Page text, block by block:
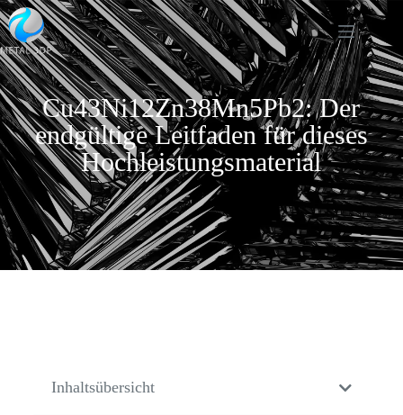
Cu43Ni12Zn38Mn5Pb2: Der
endgültige Leitfaden für dieses
Hochleistungsmaterial
Inhaltsübersicht